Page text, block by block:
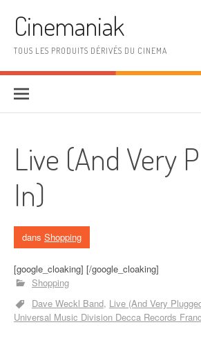
Cinemaniak
TOUS LES PRODUITS DÉRIVÉS DU CINEMA
Live (And Very
In)
dans Shopping
[google_cloaking] [/google_cloaking]
Shopping
Dave Weckl Band Live (And Very
Universal Music Division Decca Records